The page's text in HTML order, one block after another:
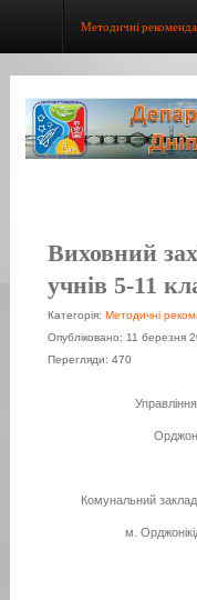
Методичні
Виховний
учнів 5-11
Категорія: Методичні
Опубліковано: 11 березня
Перегляди: 470
Комунальний
м.